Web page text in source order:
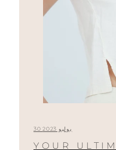
30 يوليو 2023
YOUR